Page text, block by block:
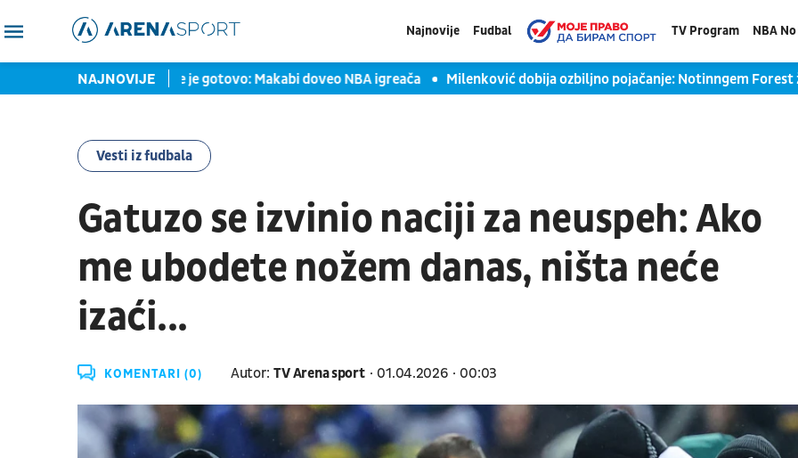
Najnovije Fudbal TV Program NBA
NAJNOVIJE
velike stvari Sve je gotovo: Makabi doveo NBA igreača Milenković dobija ozbiljno pojačanje: Notinngem Forest
Vesti iz fudbala
Gatuzo se izvinio naciji za neuspeh: Ako
me ubodete nožem danas, ništa neće
izaći...
KOMENTARI (0) Autor: TV Arena sport 01.04.2026 00:03